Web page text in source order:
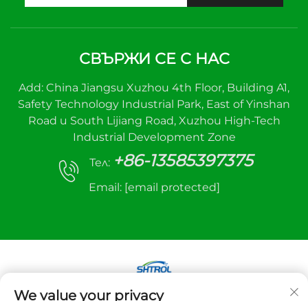
СВЪРЖИ СЕ С НАС
Add: China Jiangsu Xuzhou 4th Floor, Building A1,
Safety Technology Industrial Park, East of Yinshan
Road и South Lijiang Road, Xuzhou High-Tech
Industrial Development Zone
Тел: +86-13585397375
Email: [email protected]
We value your privacy